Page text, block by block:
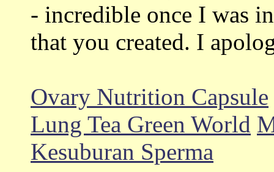
- incredible once I was
that you created. I
Ovary Nutrition Capsule
Lung Tea Green World
Kesuburan Sperma